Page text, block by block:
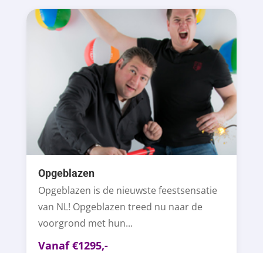
Opgeblazen
Opgeblazen is de nieuwste feestsensatie
van NL! Opgeblazen treed nu naar de
voorgrond met hun...
Vanaf €1295,-